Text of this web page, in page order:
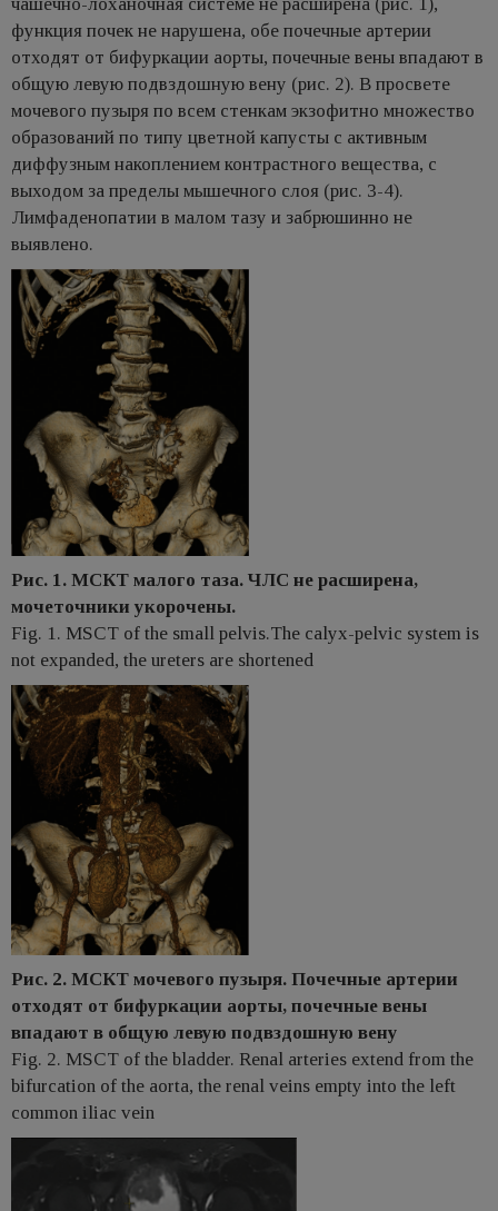
функция почек не нарушена, обе почечные артерии
отходят от бифуркации аорты, почечные вены впадают в
общую левую подвздошную вену (рис. 2). В просвете
мочевого пузыря по всем стенкам экзофитно множество
образований по типу цветной капусты с активным
диффузным накоплением контрастного вещества, с
выходом за пределы мышечного слоя (рис. 3-4).
Лимфаденопатии в малом тазу и забрюшинно не
выявлено.
Рис. 1. МСКТ малого таза. ЧЛС не расширена,
мочеточники укорочены.
Fig. 1. MSCT of the small pelvis.The calyx-pelvic system is
not expanded, the ureters are shortened
Рис. 2. МСКТ мочевого пузыря. Почечные артерии
отходят от бифуркации аорты, почечные вены
впадают в общую левую подвздошную вену
Fig. 2. MSCT of the bladder. Renal arteries extend from the
bifurcation of the aorta, the renal veins empty into the left
common iliac vein